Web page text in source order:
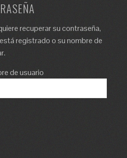
recuperar su contraseña,
registrado o su nombre de
de usuario